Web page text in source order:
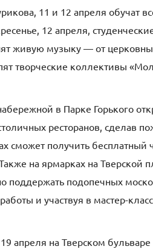
11 и 12 апреля обучат
12 апреля,
живую музыку — от
творческие коллективы
в Парке Горького
ресторанов, сделав
сможет получить бесплатный
на ярмарках на
поддержать подопечных
и участвуя в мастер-
апреля на Тверском